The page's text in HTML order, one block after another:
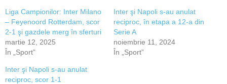
Liga Campionilor: Inter Milano
– Feyenoord Rotterdam, scor
2-1 şi gazdele merg în sferturi
martie 12, 2025
În „Sport”
Inter şi Napoli s-au anulat
reciproc, în etapa a 12-a din
Serie A
noiembrie 11, 2024
În „Sport”
Inter şi Napoli s-au anulat
reciproc, scor 1-1